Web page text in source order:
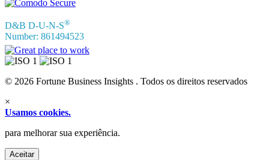
D&B D-U-N-S®
Number: 861494523
© 2026 Fortune Business Insights . Todos os direitos reservados
×
Usamos cookies.
para melhorar sua experiência.
Aceitar